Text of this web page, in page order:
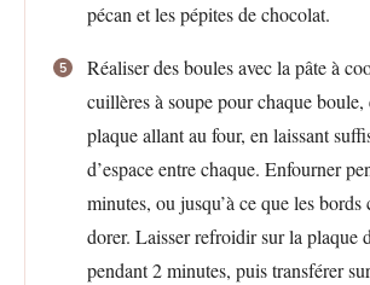
pécan et les pépites de chocolat.
Réaliser des boules avec la pâte à
cuillères à soupe pour chaque boule,
plaque allant au four, en laissant
d’espace entre chaque. Enfourner
minutes, ou jusqu’à ce que les bords
dorer. Laisser refroidir sur la plaque
pendant 2 minutes, puis transférer